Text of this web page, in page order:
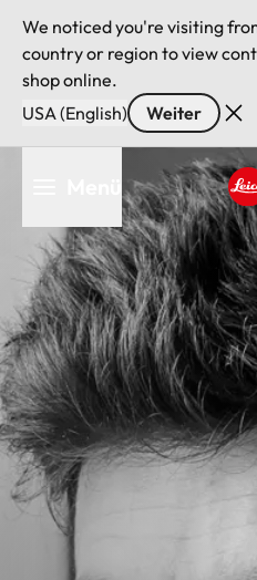
We noticed you're visiting
country or region to view
shop online.
USA (English)
Weiter